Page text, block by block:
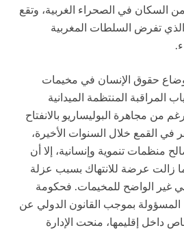
من السكان في الصحراء الغربية، وتقع
تفرض السلطات المغربية
حقوق الإنسان في مخيمات
المنتظمة الميدانية
من مجاهرة البوليساريو بالانفتاح
في القمع خلال السنوات الأخيرة،
منظمات تنموية وإنسانية، إلا أن
زالت عرضة للانتهاك بسبب عزلة
غير الواضح للمخيمات. فحكومة
المسؤولة بموجب القانون الدولي عن
داخل إقليمها، منحت الإدارة